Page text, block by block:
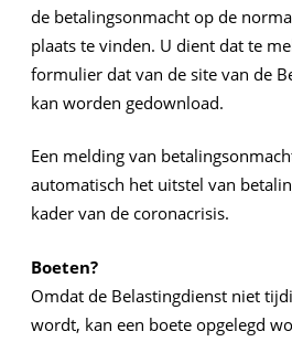
de betalingsonmacht op de
plaats te vinden. U dient dat te
formulier dat van de site van de
kan worden gedownload.
Een melding van
automatisch het uitstel van
kader van de coronacrisis.
Boeten?
Omdat de Belastingdienst niet
wordt, kan een boete opgelegd